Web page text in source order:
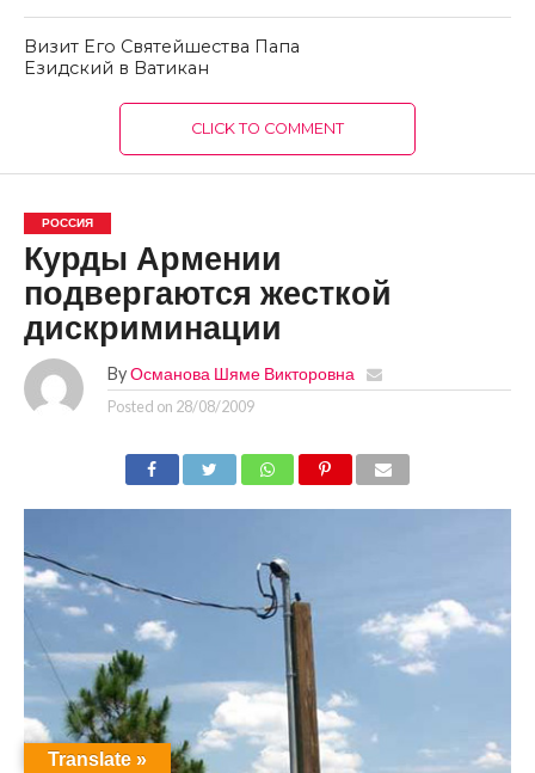
Визит Его Святейшества Папа
Езидский в Ватикан
CLICK TO COMMENT
РОССИЯ
Курды Армении
подвергаются жесткой
дискриминации
By Османова Шяме Викторовна
Posted on 28/08/2009
Translate »